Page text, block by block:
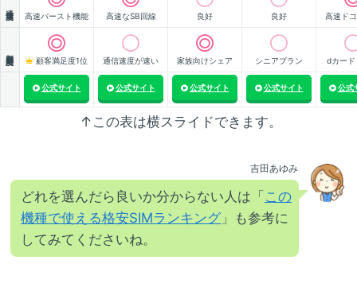
高速バースト機能 高速なSB回線 良好 良好 高速ド
顧客満足度1位 通信速度が速い 家族向けシェア シニアプラン dカード
公式サイト 公式サイト 公式サイト 公式サイト 公式
↑この表は横スライドできます。
吉田あゆみ
どれを選んだら良いか分からない人は「 この
機種で使える格安SIMランキング 」も参考に
してみてくださいね。